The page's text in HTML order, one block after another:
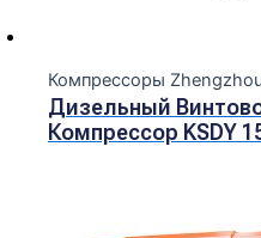
Компрессоры
Дизельный
Компрессор KSDY